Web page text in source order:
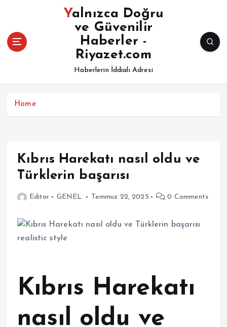
Yalnızca Doğru
ve Güvenilir
Haberler -
Riyazet.com
Haberlerin İddialı Adresi
Home
Kıbrıs Harekatı nasıl oldu ve
Türklerin başarısı
Editor GENEL Temmuz 22, 2025 0 Comments
Kıbrıs Harekatı
nasıl oldu ve